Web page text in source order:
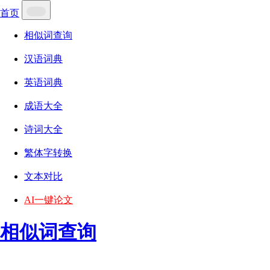
首页
相似词查询
汉语词典
英语词典
成语大全
诗词大全
繁体字转换
文本对比
AI一键论文
相似词查询